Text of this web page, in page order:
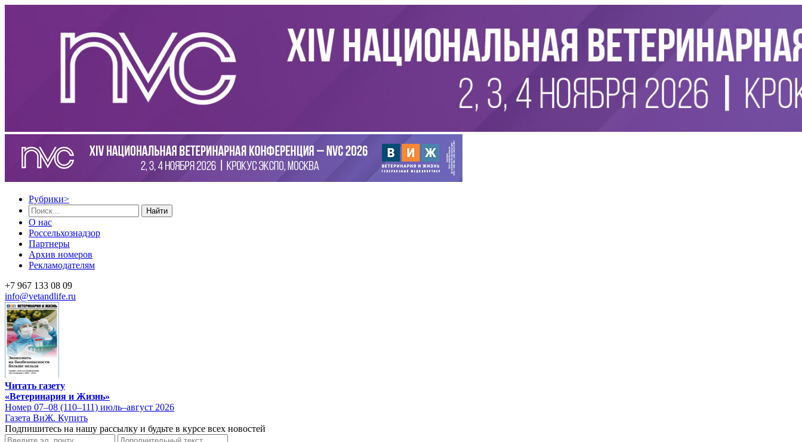
Рубрики>
Найти
О нас
Россельхознадзор
Партнеры
Архив номеров
Рекламодателям
+7 967 133 08 09
info@vetandlife.ru
Читать газету
«Ветеринария и Жизнь»
Номер 07–08 (110–111) июль–август 2026
Газета ВиЖ. Купить
Подпишитесь на нашу рассылку и будьте в курсе всех новостей